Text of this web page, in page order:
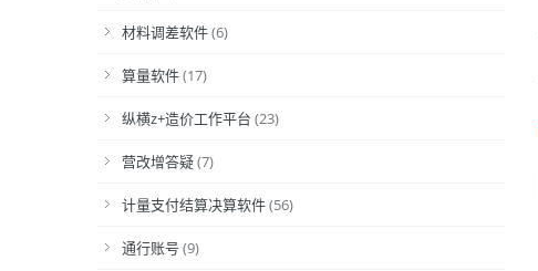
材料调差软件(6)
算量软件(17)
纵横z+造价工作平台 (23)
营改增答疑(7)
计量支付结算决算软件(56)
通行账号 (9)